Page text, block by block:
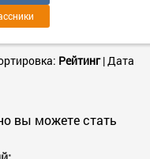
Рейтинг|Дата
вы можете стать